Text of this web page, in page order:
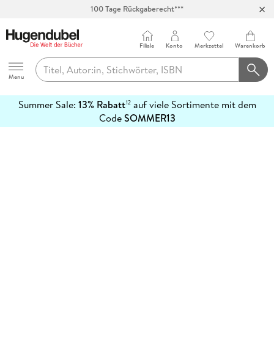
100 Tage Rückgaberecht***
Hugendubel
Menu
Filiale Konto Merkzettel Warenkorb
Summer Sale: 13% Rabatt12auf viele Sortimente mit dem
CodeSOMMER13
erfahren